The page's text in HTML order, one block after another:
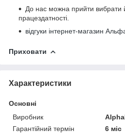
До нас можна прийти вибрати
працездатності.
відгуки інтернет-магазин
Приховати
Характеристики
Основні
Виробник
Гарантійний термін
6 міс